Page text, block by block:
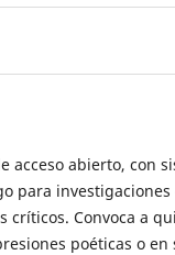
acceso abierto, con
para
críticos. Convoca a
poéticas o